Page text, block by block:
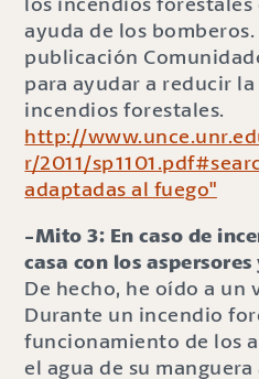
ayuda de los
publicación
para ayudar a reducir la
incendios forestales.
http://
r/2011/
adaptadas al fuego"
-Mito 3: En caso de
casa con los
De hecho, he oído a un
Durante un incendio
funcionamiento de los
el agua de su